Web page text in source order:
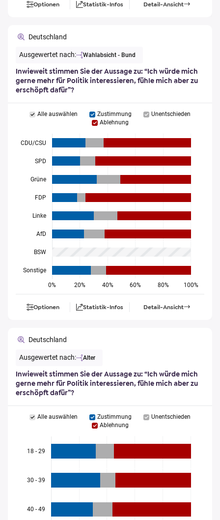
Optionen Statistik-Infos Detail-Ansicht
Deutschland
Ausgewertet nach: Wahlabsicht - Bund
Inwieweit stimmen Sie der Aussage zu: “Ich würde mich
gerne mehr für Politik interessieren, fühle mich aber zu
erschöpft dafür”?
Alle auswählen Zustimmung
Unentschieden
Ablehnung
0% 20% 40% 60% 80% 100%
CDU/CSU
SPD
Grüne
FDP
Linke
AfD
BSW
Sonstige
Optionen Statistik-Infos Detail-Ansicht
Deutschland
Ausgewertet nach: Alter
Inwieweit stimmen Sie der Aussage zu: “Ich würde mich
gerne mehr für Politik interessieren, fühle mich aber zu
erschöpft dafür”?
Alle auswählen Zustimmung
Unentschieden
Ablehnung
18 - 29
30 - 39
40 - 49